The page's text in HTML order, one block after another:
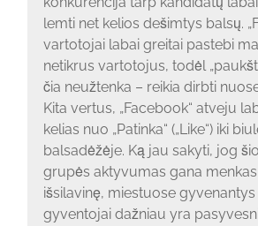
lemti net kelios dešimtys balsų.
vartotojai labai greitai pastebi
netikrus vartotojus, todėl
čia neužtenka – reikia dirbti
Kita vertus, „Facebook“ atveju
kelias nuo „Patinka“ („Like“) iki
balsadėžėje. Ką jau sakyti, jog
grupės aktyvumas gana
išsilavinę, miestuose
gyventojai dažniau yra